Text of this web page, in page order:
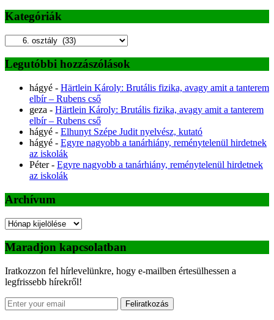
Kategóriák
Kategóriák
Legutóbbi hozzászólások
hágyé - Härtlein Károly: Brutális fizika, avagy amit a tanterem
elbír – Rubens cső
geza - Härtlein Károly: Brutális fizika, avagy amit a tanterem
elbír – Rubens cső
hágyé - Elhunyt Szépe Judit nyelvész, kutató
hágyé - Egyre nagyobb a tanárhiány, reménytelenül hirdetnek
az iskolák
Péter- Egyre nagyobb a tanárhiány, reménytelenül hirdetnek
az iskolák
Archívum
Archívum
Maradjon kapcsolatban
Iratkozzon fel hírlevelünkre, hogy e-mailben értesülhessen a
legfrissebb hírekről!
Feliratkozás